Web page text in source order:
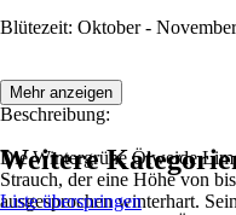
Blütezeit: Oktober - November
Beschreibung:
Die Wintergrüne Ölweide
Strauch, der eine Höhe von
ausgesprochen winterhart.
Mehr anzeigen
Weitere
Liste überspringen